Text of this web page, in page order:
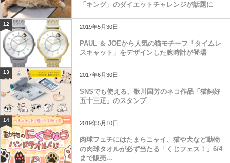
「キング」のダイエットチャレンジが話題に
12 2019年5月30日
PAUL ＆ JOEから人気の猫モチーフ「タイムレ
スキャット」をデザインした腕時計が登場
13 2017年6月30日
SNSでも使える、歌川国芳のネコ作品「猫飼好
五十三疋」のスタンプ
14 2019年5月10日
肉球フェチにはたまらニャイ、猫や犬など動物
の肉球タオルが必ず当たる「くじフェス！」6/4
まで販売...